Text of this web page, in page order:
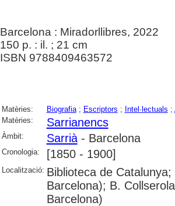
Barcelona : Miradorllibres, 2022
150 p. : il. ; 21 cm
ISBN 9788409463572
Matèries: Biografia; Escriptors ; Intel·lectuals ;
Matèries:
Sarrianencs
Àmbit: Sarrià- Barcelona
Cronologia: [1850 - 1900]
Localització: Biblioteca de
Barcelona); B.
Barcelona)